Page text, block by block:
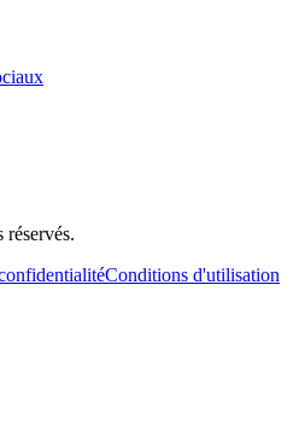
Conditions d'utilisation